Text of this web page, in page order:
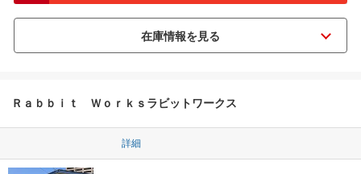
Ｒａｂｂｉｔ Ｗｏｒｋｓラビットワークス
詳細